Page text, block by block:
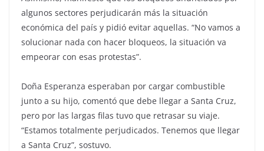
algunos sectores perjudicarán más la situación
económica del país y pidió evitar aquellas. “No vamos a
solucionar nada con hacer bloqueos, la situación va
empeorar con esas protestas”.
Doña Esperanza esperaban por cargar combustible
junto a su hijo, comentó que debe llegar a Santa Cruz,
pero por las largas filas tuvo que retrasar su viaje.
“Estamos totalmente perjudicados. Tenemos que llegar
a Santa Cruz”, sostuvo.